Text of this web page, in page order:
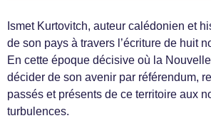
Ismet Kurtovitch, auteur calédonien et
de son pays à travers l’écriture de huit
En cette époque décisive où la
décider de son avenir par référendum,
passés et présents de ce territoire aux
turbulences.